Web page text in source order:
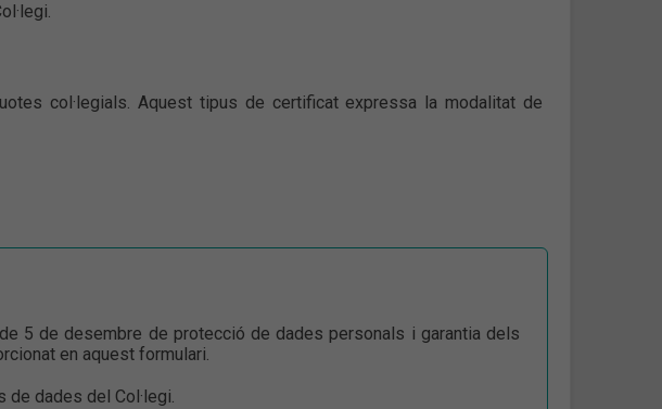
col·legials. Aquest tipus de certificat expressa la modalitat de
5 de desembre de protecció de dades personals i garantia dels
en aquest formulari.
dades del Col·legi.